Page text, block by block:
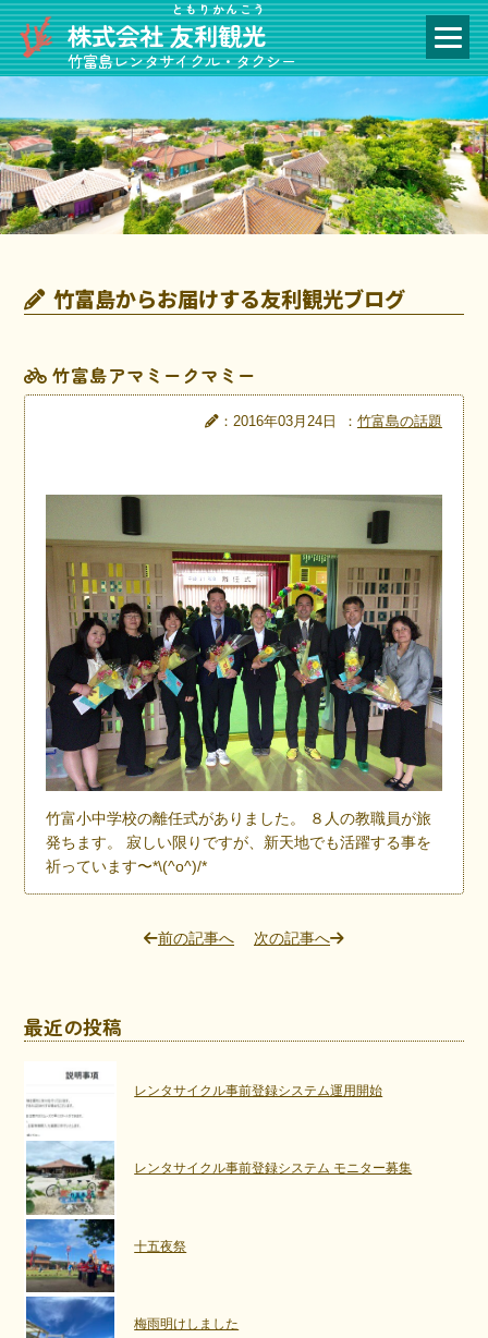
株式会社友利観光
ともりかんこう
竹富島レンタサイクル・タクシー
竹富島からお届けする友利観光ブログ
最近の投稿
レンタサイクル事前登録システム運用開始
レンタサイクル事前登録システム モニター募集
十五夜祭
梅雨明けしました
竹富島アマミークマミー
： 竹富島の話題
：2016年03月24日
竹富小中学校の離任式がありました。 ８人の教職員が旅
発ちます。 寂しい限りですが、新天地でも活躍する事を
祈っています〜*\(^o^)/*
前の記事へ 次の記事へ